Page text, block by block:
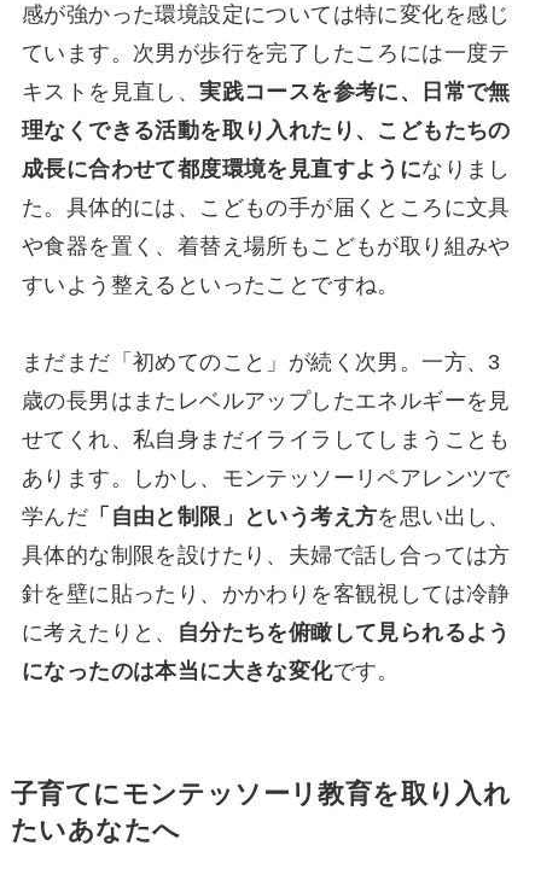
感が強かった環境設定については特に変化を感じ
ています。次男が歩行を完了したころには一度テ
キストを見直し、実践コースを参考に、日常で無
理なくできる活動を取り入れたり、こどもたちの
成長に合わせて都度環境を見直すようになりまし
た。具体的には、こどもの手が届くところに文具
や食器を置く、着替え場所もこどもが取り組みや
すいよう整えるといったことですね。
まだまだ「初めてのこと」が続く次男。一方、3
歳の長男はまたレベルアップしたエネルギーを見
せてくれ、私自身まだイライラしてしまうことも
あります。しかし、モンテッソーリペアレンツで
学んだ 「自由と制限」という考え方を思い出し、
具体的な制限を設けたり、夫婦で話し合っては方
針を壁に貼ったり、かかわりを客観視しては冷静
に考えたりと、
自分たちを俯瞰して見られるよう
になったのは本当に大きな変化です。
子育てにモンテッソーリ教育を取り入れ
たいあなたへ